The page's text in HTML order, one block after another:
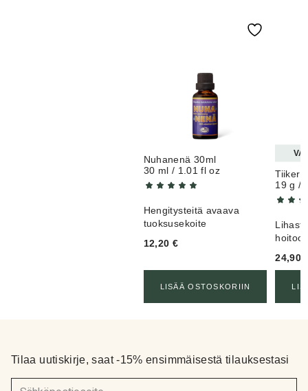
Erinomainen tuote ja tosi nopea toimitus. Kiitos!
22.6.2022
Nuhanenä 30ml
30 ml / 1.01 fl oz
Hengitysteitä avaava
tuoksusekoite
12,20 €
LISÄÄ OSTOSKORIIN
19 g /
24,90
Tilaa uutiskirje, saat -15% ensimmäisestä tilauksestasi